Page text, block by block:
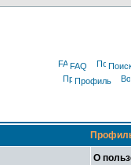
FAQ
Профиль
О